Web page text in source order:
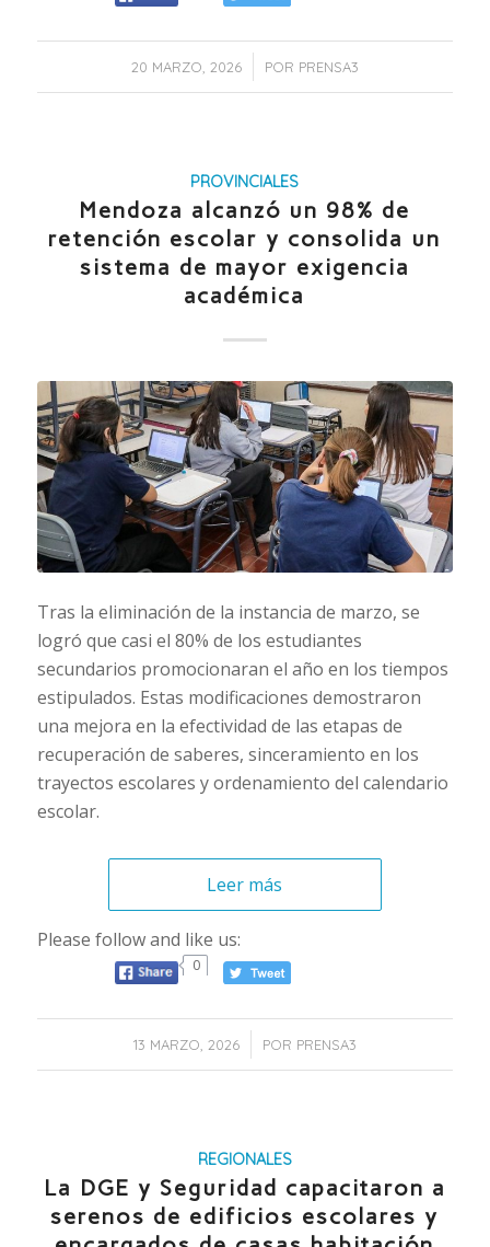
20 MARZO, 2026
/ POR PRENSA3
PROVINCIALES
Mendoza alcanzó un 98% de
retención escolar y consolida un
sistema de mayor exigencia
académica
Tras la eliminación de la instancia de marzo, se
logró que casi el 80% de los estudiantes
secundarios promocionaran el año en los tiempos
estipulados. Estas modificaciones demostraron
una mejora en la efectividad de las etapas de
recuperación de saberes, sinceramiento en los
trayectos escolares y ordenamiento del calendario
escolar.
Leer más
Please follow and like us:
0
13 MARZO, 2026
/ POR PRENSA3
REGIONALES
La DGE y Seguridad capacitaron a
serenos de edificios escolares y